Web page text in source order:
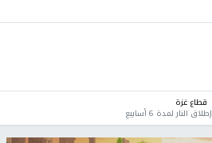
قطاع غزة
لمدة 6 أسابيع